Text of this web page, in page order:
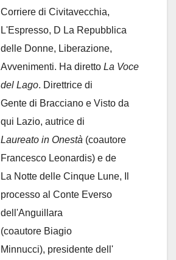
Corriere di Civitavecchia,
L'Espresso, D La Repubblica
delle Donne, Liberazione,
Avvenimenti. Ha diretto La Voce
del Lago. Direttrice di
Gente di Bracciano e Visto da
qui Lazio, autrice di
Laureato in Onestà (coautore
Francesco Leonardis) e de
La Notte delle Cinque Lune, Il
processo al Conte Everso
dell'Anguillara
(coautore Biagio
Minnucci), presidente dell'